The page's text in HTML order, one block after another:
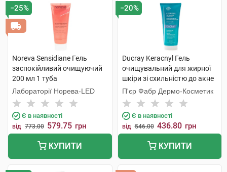
−25%
Noreva Sensidiane Гель
заспокійливий очищуючий
200 мл 1 туба
Лабораторії Норева-LED
Є в наявності
від 773.00 579.75 грн
КУПИТИ
−20%
Ducray Keracnyl Гель
очищувальний для жирної
шкіри зі схильністю до акне
200 мл 1 туба
П'єр Фабр Дермо-Косметик
Є в наявності
від 546.00 436.80 грн
КУПИТИ